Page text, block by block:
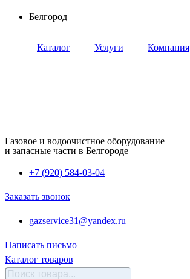
Перейти
содержимому
Белгород
Каталог Услуги Компания
Газовое и водоочистное оборудование
и запасные части в Белгороде
+7 (920) 584-03-04
Заказать звонок
gazservice31@yandex.ru
Написать письмо
Каталог товаров
Поиск